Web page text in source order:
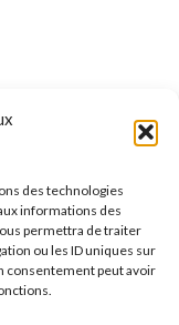
des technologies
informations des
permettra de traiter
ou les ID uniques sur
consentement peut avoir